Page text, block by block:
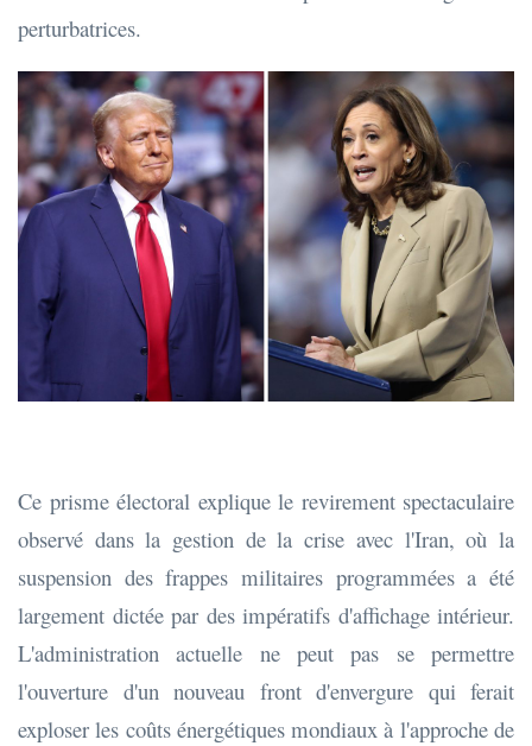
perturbatrices.
Ce prisme électoral explique le revirement spectaculaire
observé dans la gestion de la crise avec l'Iran, où la
suspension des frappes militaires programmées a été
largement dictée par des impératifs d'affichage intérieur.
L'administration actuelle ne peut pas se permettre
l'ouverture d'un nouveau front d'envergure qui ferait
exploser les coûts énergétiques mondiaux à l'approche de